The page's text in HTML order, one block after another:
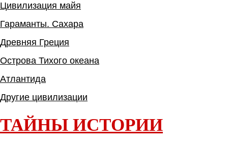
Цивилизация майя
Гараманты. Сахара
Древняя Греция
Острова Тихого океана
Атлантида
Другие цивилизации
ТАЙНЫ ИСТОРИИ